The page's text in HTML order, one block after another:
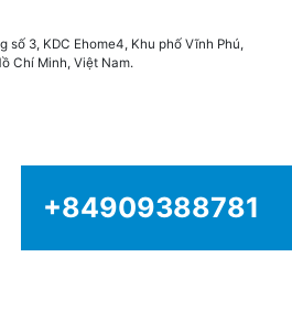
số 3, KDC Ehome4, Khu phố Vĩnh Phú,
Chí Minh, Việt Nam.
+84909388781